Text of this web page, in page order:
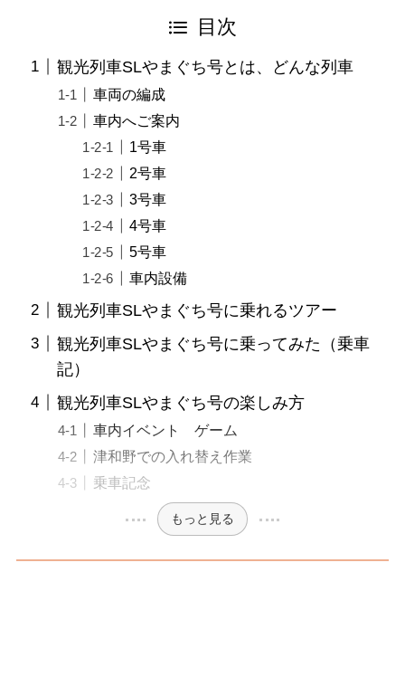
目次
観光列車SLやまぐち号とは、どんな列車
車両の編成
車内へご案内
1号車
2号車
3号車
4号車
5号車
車内設備
観光列車SLやまぐち号に乗れるツアー
観光列車SLやまぐち号に乗ってみた（乗車
記）
観光列車SLやまぐち号の楽しみ方
車内イベント ゲーム
津和野での入れ替え作業
乗車記念
もっと見る